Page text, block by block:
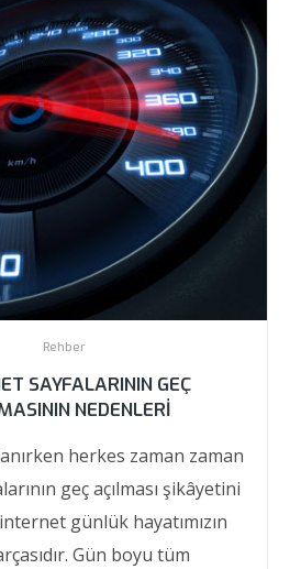
Rehber
SAYFALARININ GEÇ
NEDENLERI
herkes zaman zaman
geç açılması şikâyetini
günlük hayatımızın
Gün boyu tüm